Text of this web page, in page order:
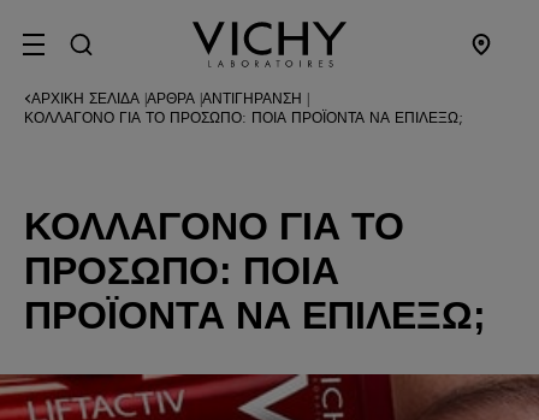
SITE MENU
ΑΡΧΙΚΉ ΣΕΛΊΔΑ ΆΡΘΡΑ ΑΝΤΙΓΉΡΑΝΣΗ
ΚΟΛΛΑΓΌΝΟ ΓΙΑ ΤΟ ΠΡΌΣΩΠΟ: ΠΟΙΑ ΠΡΟΪΌΝΤΑ ΝΑ ΕΠΙΛΈΞΩ;
ΚΟΛΛΑΓΌΝΟ ΓΙΑ ΤΟ
ΠΡΌΣΩΠΟ: ΠΟΙΑ
ΠΡΟΪΌΝΤΑ ΝΑ ΕΠΙΛΈΞΩ;